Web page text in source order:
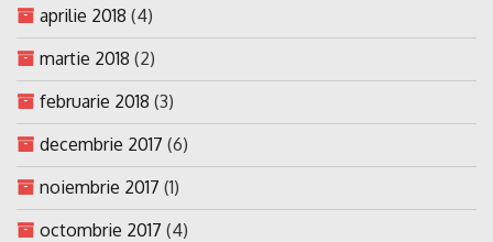
aprilie 2018 (4)
martie 2018 (2)
februarie 2018 (3)
decembrie 2017 (6)
noiembrie 2017 (1)
octombrie 2017 (4)